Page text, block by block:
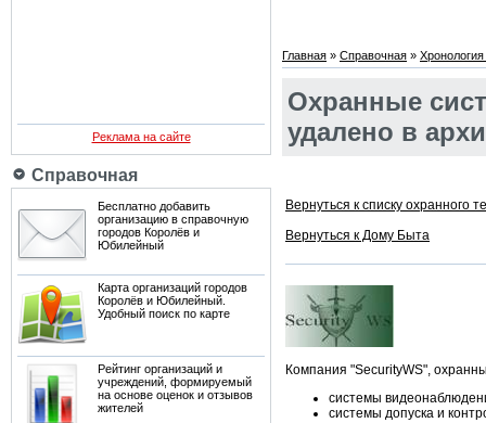
Реклама на сайте
Справочная
Бесплатно добавить
организацию в справочную
городов Королёв и
Юбилейный
Карта организаций городов
Королёв и Юбилейный.
Удобный поиск по карте
Рейтинг организаций и
учреждений, формируемый
на основе оценок и отзывов
жителей
Главная » Справочная »
Охранные
удалено в
Вернуться к списку охранного
Вернуться к Дому Быта
Компания "SecurityWS",
системы
системы допуска и